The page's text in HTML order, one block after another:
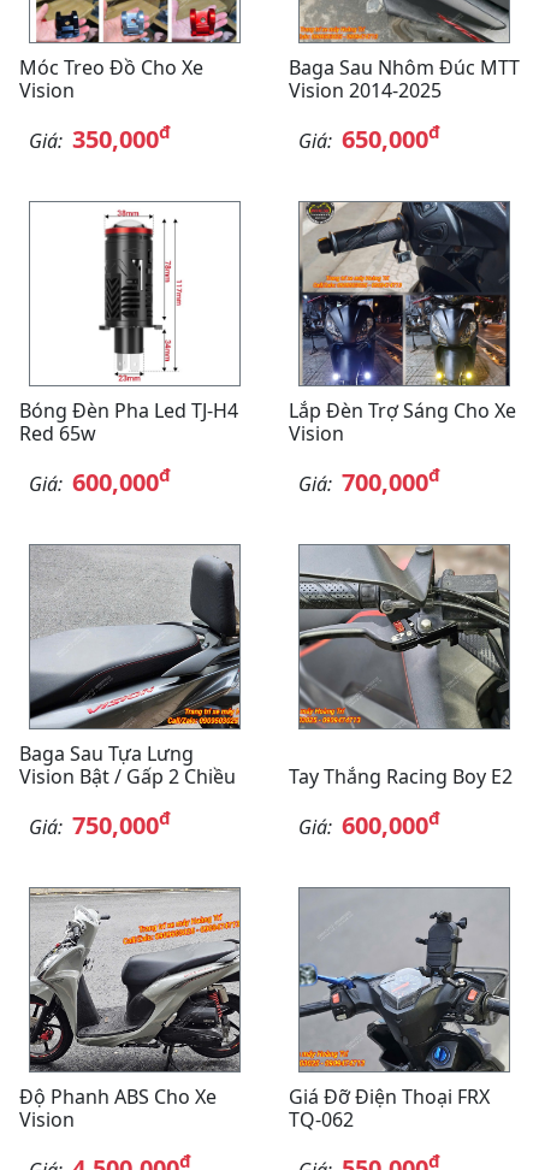
Móc Treo Đồ Cho Xe
Vision
Giá: 350,000đ
Baga Sau Nhôm Đúc MTT
Vision 2014-2025
Giá: 650,000đ
Bóng Đèn Pha Led TJ-H4
Red 65w
Giá: 600,000đ
Lắp Đèn Trợ Sáng Cho Xe
Vision
Giá: 700,000đ
Baga Sau Tựa Lưng
Vision Bật / Gấp 2 Chiều
Giá: 750,000đ
Tay Thắng Racing Boy E2
Giá: 600,000đ
Độ Phanh ABS Cho Xe
Vision
đ
Giá Đỡ Điện Thoại FRX
TQ-062
đ